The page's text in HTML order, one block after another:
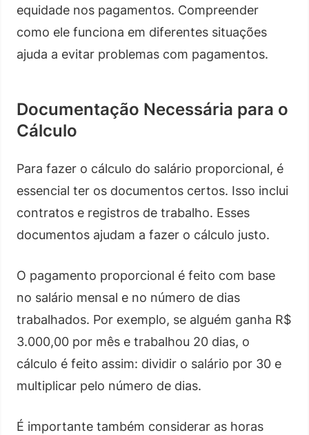
equidade nos pagamentos. Compreender
como ele funciona em diferentes situações
ajuda a evitar problemas com pagamentos.
Documentação Necessária para o
Cálculo
Para fazer o cálculo do salário proporcional, é
essencial ter os documentos certos. Isso inclui
contratos e registros de trabalho. Esses
documentos ajudam a fazer o cálculo justo.
O pagamento proporcional é feito com base
no salário mensal e no número de dias
trabalhados. Por exemplo, se alguém ganha R$
3.000,00 por mês e trabalhou 20 dias, o
cálculo é feito assim: dividir o salário por 30 e
multiplicar pelo número de dias.
É importante também considerar as horas